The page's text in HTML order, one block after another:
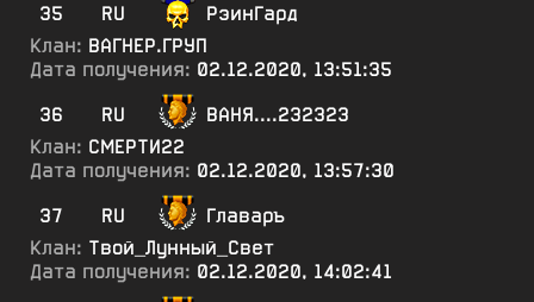
35
RU
РэинГард
Клан: ВАГНЕР.ГРУП
Дата получения: 02.12.2020, 13:51:35
36
RU
ВАНЯ....232323
Клан: СМЕРТИ22
Дата получения: 02.12.2020, 13:57:30
37
RU
Главаръ
Клан: Твой_Лунный_Свет
Дата получения: 02.12.2020, 14:02:41